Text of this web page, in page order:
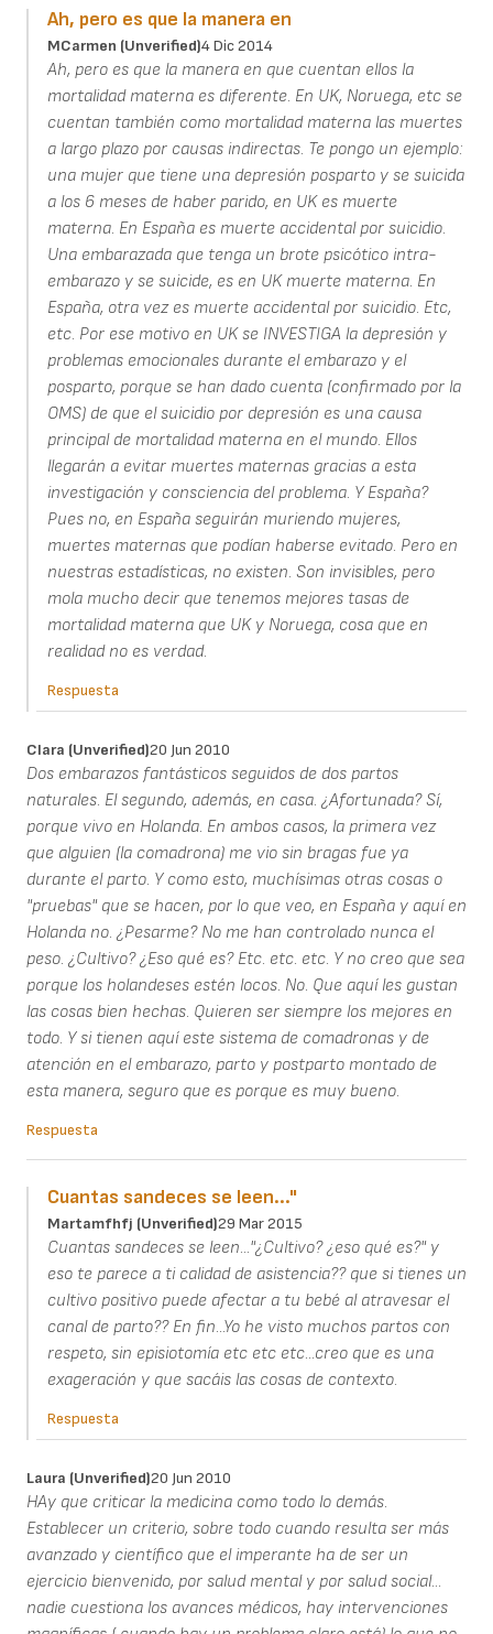
Ah, pero es que la manera en
MCarmen (unverified)4 Dic 2014
Ah, pero es que la manera en que cuentan ellos la
mortalidad materna es diferente. En UK, Noruega, etc se
cuentan también como mortalidad materna las muertes
a largo plazo por causas indirectas. Te pongo un ejemplo:
una mujer que tiene una depresión posparto y se suicida
a los 6 meses de haber parido, en UK es muerte
materna. En España es muerte accidental por suicidio.
Una embarazada que tenga un brote psicótico intra-
embarazo y se suicide, es en UK muerte materna. En
España, otra vez es muerte accidental por suicidio. Etc,
etc. Por ese motivo en UK se INVESTIGA la depresión y
problemas emocionales durante el embarazo y el
posparto, porque se han dado cuenta (confirmado por la
OMS) de que el suicidio por depresión es una causa
principal de mortalidad materna en el mundo. Ellos
llegarán a evitar muertes maternas gracias a esta
investigación y consciencia del problema. Y España?
Pues no, en España seguirán muriendo mujeres,
muertes maternas que podían haberse evitado. Pero en
nuestras estadísticas, no existen. Son invisibles, pero
mola mucho decir que tenemos mejores tasas de
mortalidad materna que UK y Noruega, cosa que en
realidad no es verdad.
Respuesta
Clara (unverified)20 Jun 2010
Dos embarazos fantásticos seguidos de dos partos
naturales. El segundo, además, en casa. ¿Afortunada? Sí,
porque vivo en Holanda. En ambos casos, la primera vez
que alguien (la comadrona) me vio sin bragas fue ya
durante el parto. Y como esto, muchísimas otras cosas o
"pruebas" que se hacen, por lo que veo, en España y aquí en
Holanda no. ¿Pesarme? No me han controlado nunca el
peso. ¿Cultivo? ¿Eso qué es? Etc. etc. etc. Y no creo que sea
porque los holandeses estén locos. No. Que aquí les gustan
las cosas bien hechas. Quieren ser siempre los mejores en
todo. Y si tienen aquí este sistema de comadronas y de
atención en el embarazo, parto y postparto montado de
esta manera, seguro que es porque es muy bueno.
Respuesta
Cuantas sandeces se leen..."
Martamfhfj (unverified)29 Mar 2015
Cuantas sandeces se leen..."¿Cultivo? ¿eso qué es?" y
eso te parece a ti calidad de asistencia?? que si tienes un
cultivo positivo puede afectar a tu bebé al atravesar el
canal de parto?? En fin...Yo he visto muchos partos con
respeto, sin episiotomía etc etc etc...creo que es una
exageración y que sacáis las cosas de contexto.
Respuesta
Laura (unverified)20 Jun 2010
HAy que criticar la medicina como todo lo demás.
Establecer un criterio, sobre todo cuando resulta ser más
avanzado y científico que el imperante ha de ser un
ejercicio bienvenido, por salud mental y por salud social...
nadie cuestiona los avances médicos, hay intervenciones